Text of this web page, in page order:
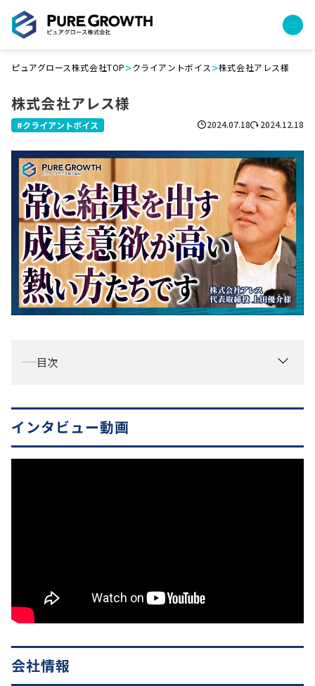
経営コンサルティング
PGハウス（住宅フランチャイズ）
採用チャンネル作成
成功報酬型コストダウン
成長ビルダー視察会・勉強会
土地・顧客管理システム
事例
プロジェクト事例
クライアントボイス
メンバー紹介
PGハウスについて
ピュアグロース株式会社TOP>クライアントボイス >株式会社アレス様
株式会社アレス様
2024.07.18 2024.12.18
クライアントボイス
目次
インタビュー動画
会社情報